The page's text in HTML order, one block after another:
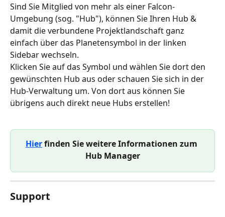
Sind Sie Mitglied von mehr als einer Falcon-
Umgebung (sog. "Hub"), können Sie Ihren Hub &
damit die verbundene Projektlandschaft ganz
einfach über das Planetensymbol in der linken
Sidebar wechseln.
Klicken Sie auf das Symbol und wählen Sie dort den
gewünschten Hub aus oder schauen Sie sich in der
Hub-Verwaltung um. Von dort aus können Sie
übrigens auch direkt neue Hubs erstellen!
Hier finden Sie weitere Informationen zum
Hub Manager
Support